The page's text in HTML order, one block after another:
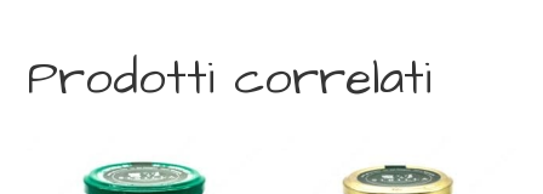
Prodotti correlati